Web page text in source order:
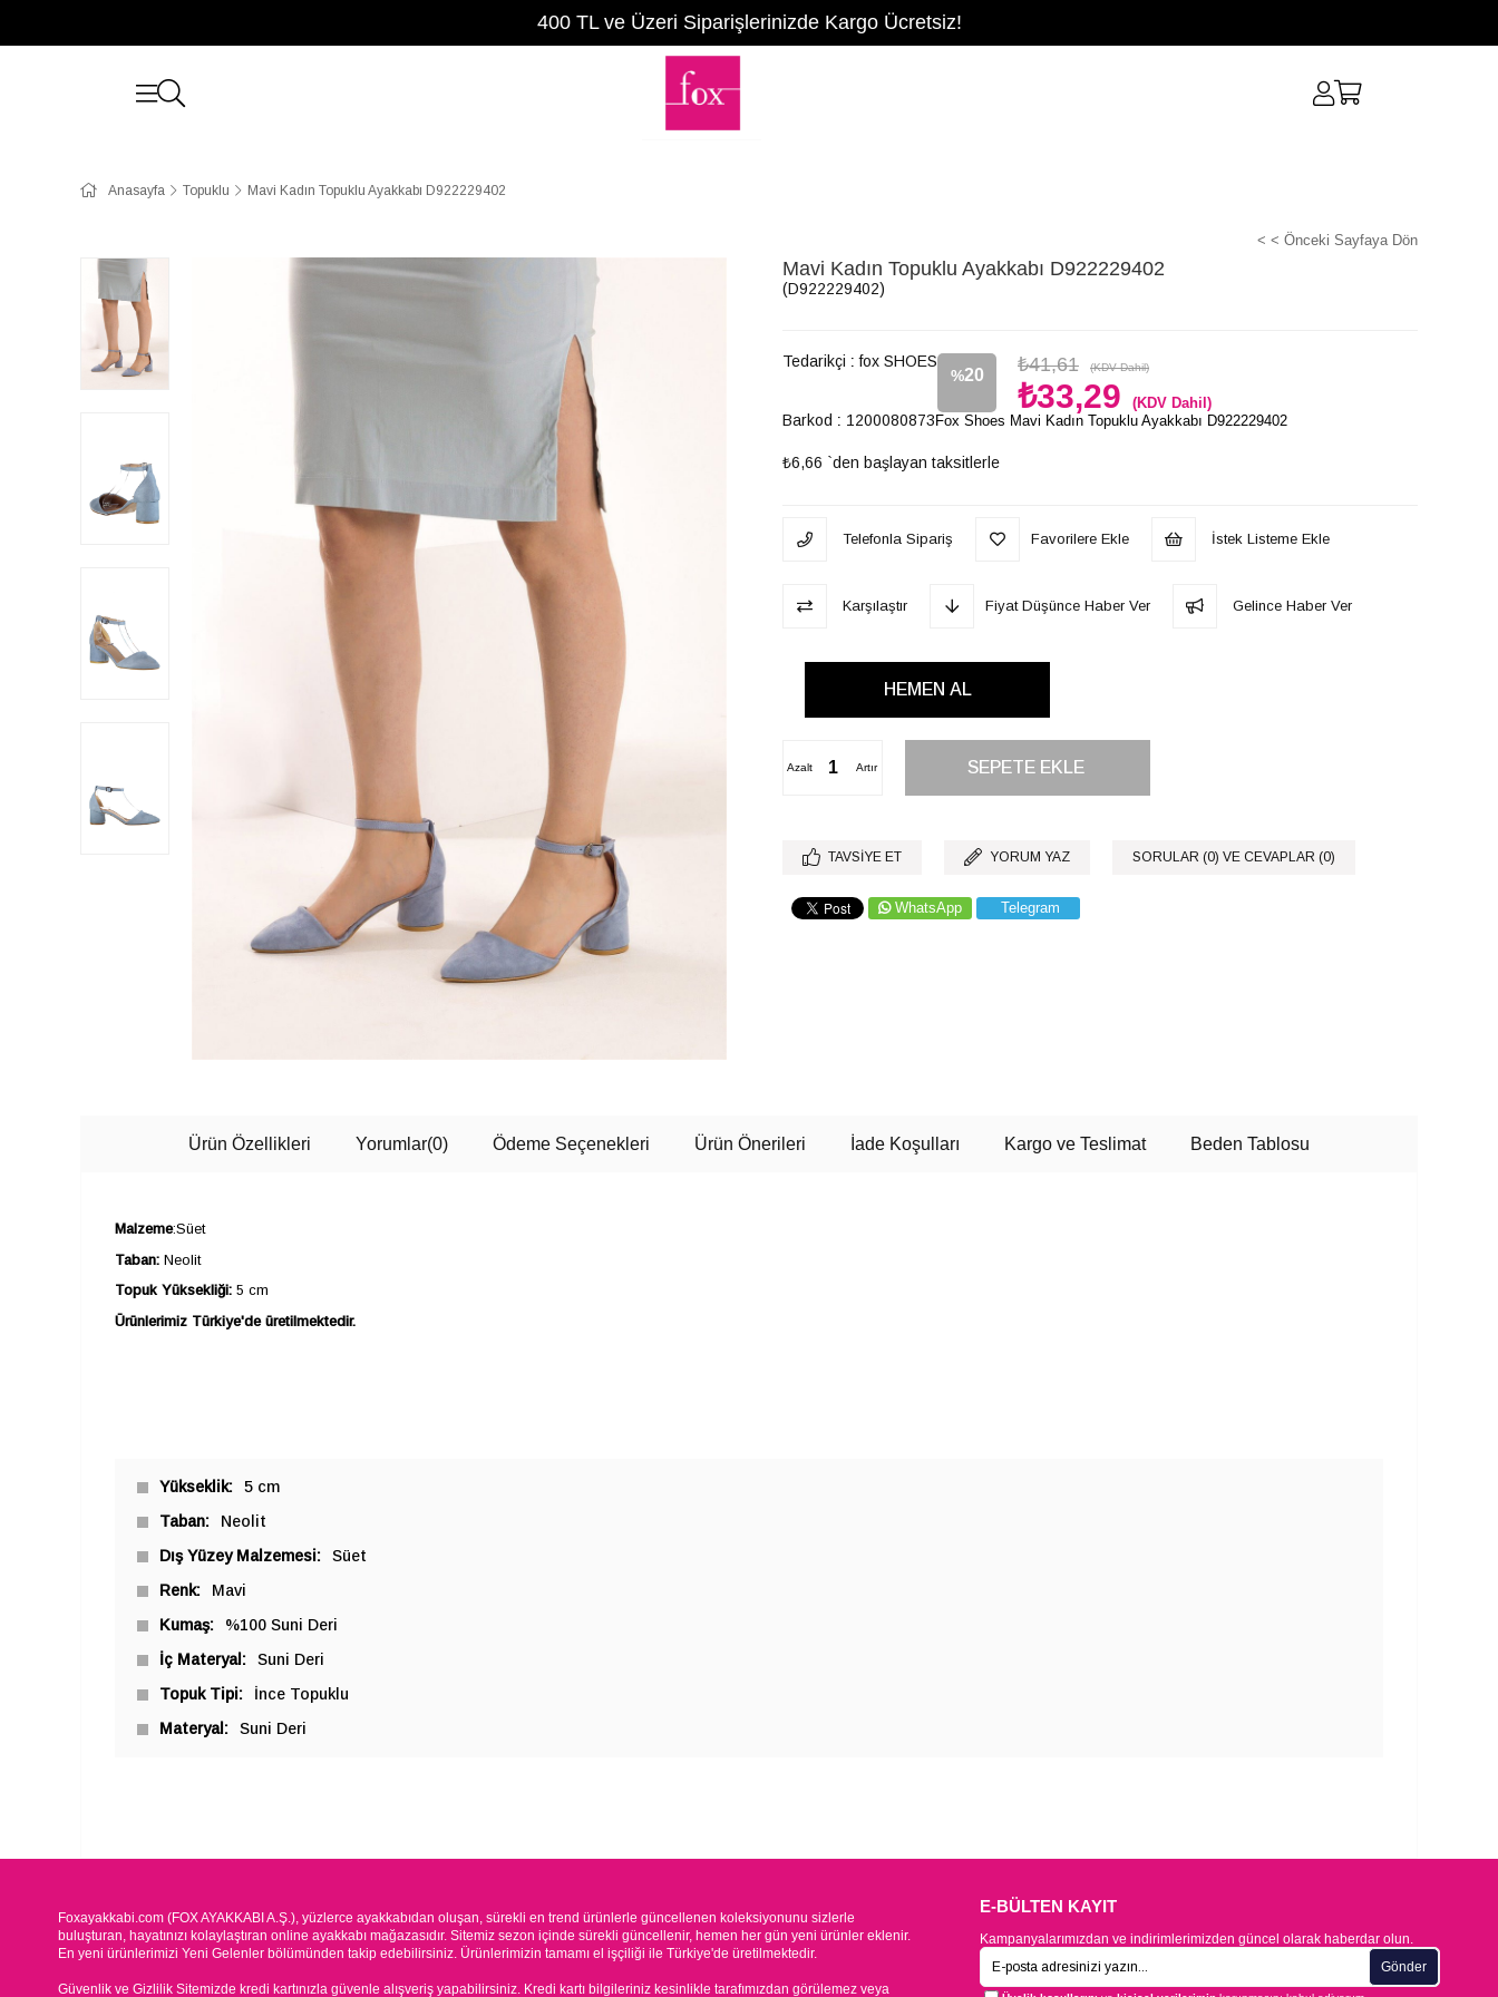
400 TL ve Üzeri Siparişlerinizde Kargo Ücretsiz!
Anasayfa Topuklu Mavi Kadın Topuklu Ayakkabı D922229402
< < Önceki Sayfaya Dön
Mavi Kadın Topuklu Ayakkabı D922229402
(D922229402)
Tedarikçi : fox SHOES
%20
İndirim
₺41,61 (KDV Dahil)
₺33,29 (KDV Dahil)
Barkod : 1200080873
₺6,66 `den başlayan taksitlerle
Fox Shoes Mavi Kadın Topuklu Ayakkabı D922229402
Telefonla Sipariş Favorilere Ekle İstek Listeme Ekle
Karşılaştır Fiyat Düşünce Haber Ver Gelince Haber Ver
Artır
Azalt
TAVSIYE ET YORUM YAZ SORULAR (0) VE CEVAPLAR (0)
WhatsApp Telegram
Ürün Özellikleri Yorumlar(0) Ödeme Seçenekleri Ürün Önerileri İade Koşulları Kargo ve Teslimat Beden Tablosu
Malzeme:Süet
Taban: Neolit
Topuk Yüksekliği: 5 cm
Ürünlerimiz Türkiye'de üretilmektedir.
Yükseklik
5 cm
Taban
Neolit
Dış Yüzey Malzemesi
Süet
Renk
Mavi
Kumaş
%100 Suni Deri
İç Materyal
Suni Deri
Topuk Tipi
İnce Topuklu
Materyal
Suni Deri
Foxayakkabi.com (FOX AYAKKABI A.Ş.), yüzlerce ayakkabıdan oluşan, sürekli en trend ürünlerle güncellenen koleksiyonunu sizlerle
buluşturan, hayatınızı kolaylaştıran online ayakkabı mağazasıdır. Sitemiz sezon içinde sürekli güncellenir, hemen her gün yeni ürünler eklenir.
En yeni ürünlerimizi Yeni Gelenler bölümünden takip edebilirsiniz. Ürünlerimizin tamamı el işçiliği ile Türkiye'de üretilmektedir.
Güvenlik ve Gizlilik Sitemizde kredi kartınızla güvenle alışveriş yapabilirsiniz. Kredi kartı bilgileriniz kesinlikle tarafımızdan görülemez veya
E-BÜLTEN KAYIT
Kampanyalarımızdan ve indirimlerimizden güncel olarak haberdar olun.
Gönder